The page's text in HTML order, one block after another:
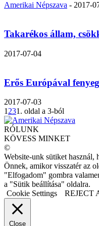
Amerikai Népszava - 2017-
Takarékos állam,
2017-07-04
Erős Európával
2017-07-03
1 231. oldal a 3-ból
RÓLUNK
KÖVESS MINKET
©
Website-unk sütiket
Önnek, amikor visszatér az
"Elfogadom" gombra
a "Sütik beállítása" oldalra.
Cookie Settings
REJECT
Close